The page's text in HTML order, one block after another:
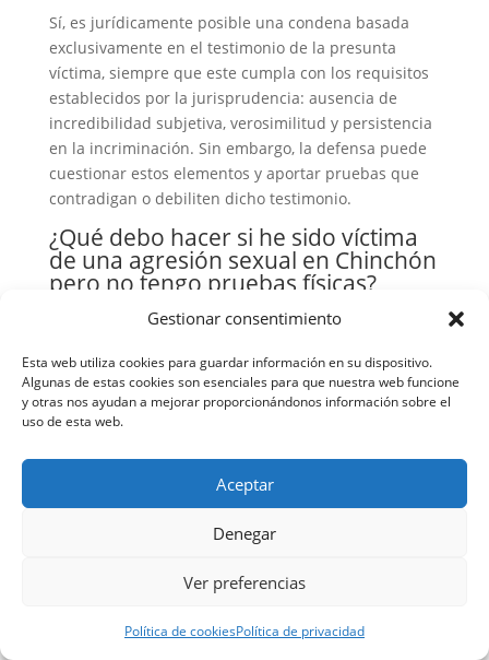
Gestionar consentimiento
Esta web utiliza cookies para guardar información en su dispositivo.
Algunas de estas cookies son esenciales para que nuestra web funcione
y otras nos ayudan a mejorar proporcionándonos información sobre el
uso de esta web.
Aceptar
Denegar
Ver preferencias
Política de cookiesPolítica de privacidad
Sí, es jurídicamente posible una condena basada
exclusivamente en el testimonio de la presunta
víctima, siempre que este cumpla con los requisitos
establecidos por la jurisprudencia: ausencia de
incredibilidad subjetiva, verosimilitud y persistencia
en la incriminación. Sin embargo, la defensa puede
cuestionar estos elementos y aportar pruebas que
contradigan o debiliten dicho testimonio.
¿Qué debo hacer si he sido víctima
de una agresión sexual en Chinchón
pero no tengo pruebas físicas?
Lo primero es acudir a un centro médico, aunque
posteriormente interponer la denuncia. Es
importante que relaciones los hechos con el mayor
detalle posible y que menciones a cualquier persona
tras los hechos. Busca asesoramiento legal
¿Cuánto tiempo puede durar un
en Chinchón?